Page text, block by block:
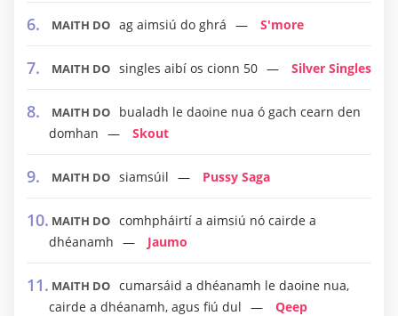
MAITH DO ag aimsiú do ghrá S'more
MAITH DO singles aibí os cionn 50 Silver Singles
MAITH DO
bualadh le daoine nua ó gach cearn den
domhan
Skout
MAITH DO siamsúil Pussy Saga
MAITH DO comhpháirtí a aimsiú nó cairde a
dhéanamh
Jaumo
MAITH DO cumarsáid a dhéanamh le daoine nua,
cairde a dhéanamh, agus fiú dul
Qeep